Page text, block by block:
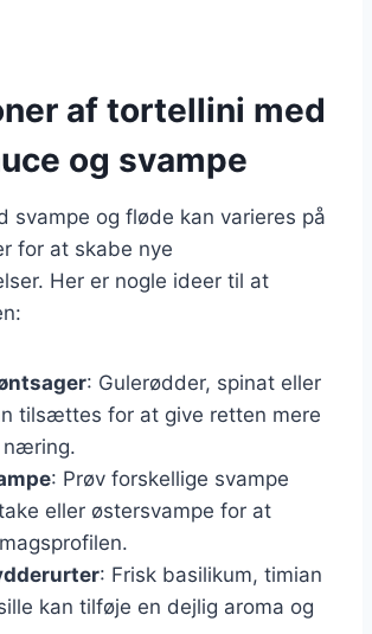
af tortellini med
og svampe
svampe og fløde kan varieres på
for at skabe nye
Her er nogle ideer til at
: Gulerødder, spinat eller
tilsættes for at give retten mere
næring.
: Prøv forskellige svampe
eller østersvampe for at
: Frisk basilikum, timian
kan tilføje en dejlig aroma og